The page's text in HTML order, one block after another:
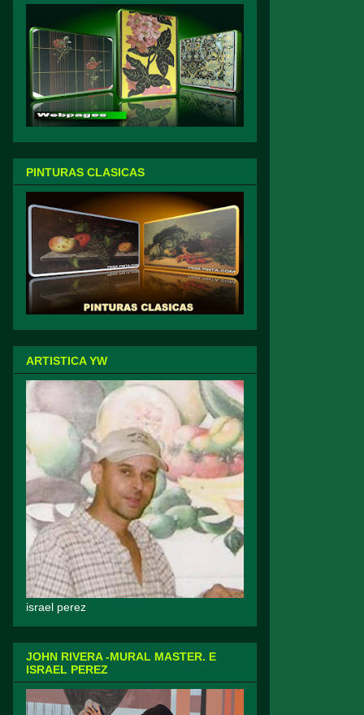
PINTURAS CLASICAS
ARTISTICA YW
israel perez
JOHN RIVERA -MURAL MASTER. E
ISRAEL PEREZ